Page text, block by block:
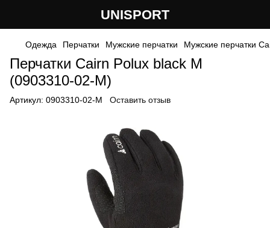
UNISPORT
Одежда Перчатки Мужские перчатки Мужские перчатки
Перчатки Cairn Polux black M
(0903310-02-M)
Артикул: 0903310-02-M Оставить отзыв